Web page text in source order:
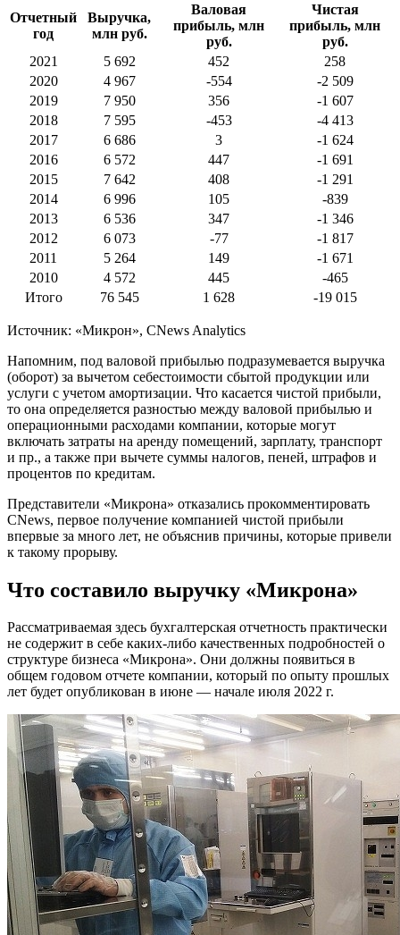
Отчетный
год
Выручка,
млн руб.
Валовая
прибыль, млн
руб.
Чистая
прибыль, млн
руб.
2021
5 692 452
258
2020
4 967 -554
-2 509
2019
7 950 356
-1 607
2018
7 595 -453
-4 413
2017
6 686 3
-1 624
2016
6 572 447
-1 691
2015
7 642 408
-1 291
2014
6 996 105
-839
2013
6 536 347
-1 346
2012
6 073 -77
-1 817
2011
5 264 149
-1 671
2010
4 572 445
-465
Итого
76 545 1 628 -19 015
Источник: «Микрон», CNews Analytics
Напомним, под валовой прибылью подразумевается выручка
(оборот) за вычетом себестоимости сбытой продукции или
услуги с учетом амортизации. Что касается чистой прибыли,
то она определяется разностью между валовой прибылью и
операционными расходами компании, которые могут
включать затраты на аренду помещений, зарплату, транспорт
и пр., а также при вычете суммы налогов, пеней, штрафов и
процентов по кредитам.
Представители «Микрона» отказались прокомментировать
CNews, первое получение компанией чистой прибыли
впервые за много лет, не объяснив причины, которые привели
к такому прорыву.
Что составило выручку «Микрона»
Рассматриваемая здесь бухгалтерская отчетность практически
не содержит в себе каких-либо качественных подробностей о
структуре бизнеса «Микрона». Они должны появиться в
общем годовом отчете компании, который по опыту прошлых
лет будет опубликован в июне — начале июля 2022 г.